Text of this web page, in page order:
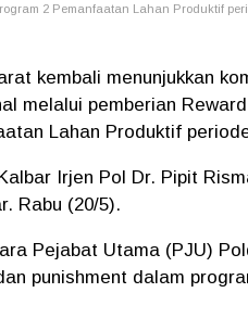
2 Pemanfaatan Lahan Produktif
kembali menunjukkan
melalui pemberian
Lahan Produktif
Irjen Pol Dr. Pipit
Rabu (20/5).
Pejabat Utama (PJU)
punishment dalam